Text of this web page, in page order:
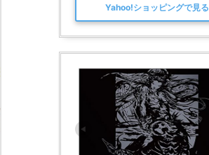
Yahoo!ショッピングで見る